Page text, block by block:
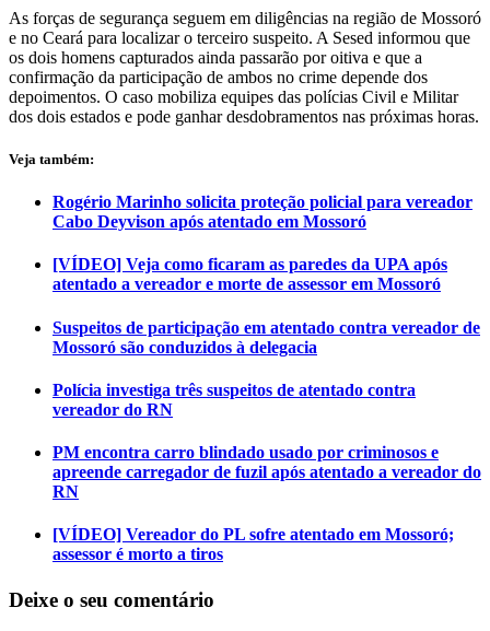
As forças de segurança seguem em diligências na região de Mossoró
e no Ceará para localizar o terceiro suspeito. A Sesed informou que
os dois homens capturados ainda passarão por oitiva e que a
confirmação da participação de ambos no crime depende dos
depoimentos. O caso mobiliza equipes das polícias Civil e Militar
dos dois estados e pode ganhar desdobramentos nas próximas horas.
Veja também:
Rogério Marinho solicita proteção policial para vereador
Cabo Deyvison após atentado em Mossoró
[VÍDEO] Veja como ficaram as paredes da UPA após
atentado a vereador e morte de assessor em Mossoró
Suspeitos de participação em atentado contra vereador de
Mossoró são conduzidos à delegacia
Polícia investiga três suspeitos de atentado contra
vereador do RN
PM encontra carro blindado usado por criminosos e
apreende carregador de fuzil após atentado a vereador do
RN
[VÍDEO] Vereador do PL sofre atentado em Mossoró;
assessor é morto a tiros
Deixe o seu comentário